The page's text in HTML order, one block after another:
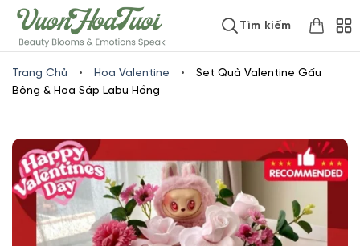
www.vuonhoatuoi.vnSkip
to
content
Tìm kiếm
Trang Chủ • Hoa Valentine •
Set Quà Valentine Gấu
Bông & Hoa Sáp Labu Hồng